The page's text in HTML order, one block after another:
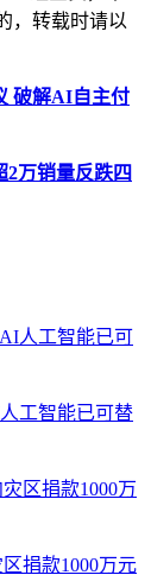
，转载时请以
破解AI自主付
万销量反跌四
工智能已可替
捐款1000万元